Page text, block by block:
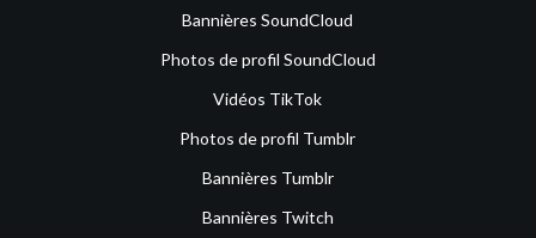
Bannières SoundCloud
Photos de profil SoundCloud
Vidéos TikTok
Photos de profil Tumblr
Bannières Tumblr
Bannières Twitch